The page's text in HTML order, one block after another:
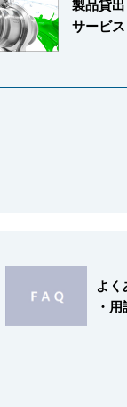
製品貸出
サービス
よく
・